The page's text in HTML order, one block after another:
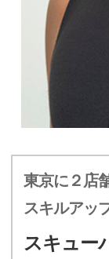
東京に２店
スキルアッ
スキュー